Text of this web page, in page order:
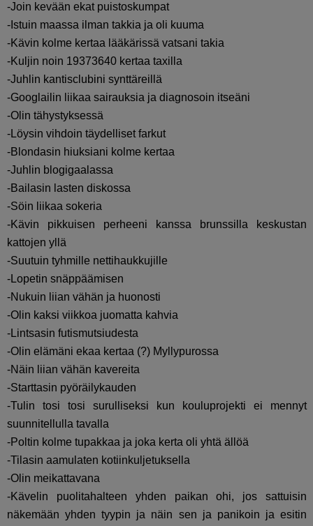
-Join kevään ekat puistoskumpat
-Istuin maassa ilman takkia ja oli kuuma
-Kävin kolme kertaa lääkärissä vatsani takia
-Kuljin noin 19373640 kertaa taxilla
-Juhlin kantisclubini synttäreillä
-Googlailin liikaa sairauksia ja diagnosoin itseäni
-Olin tähystyksessä
-Löysin vihdoin täydelliset farkut
-Blondasin hiuksiani kolme kertaa
-Juhlin blogigaalassa
-Bailasin lasten diskossa
-Söin liikaa sokeria
-Kävin pikkuisen perheeni kanssa brunssilla keskustan
kattojen yllä
-Suutuin tyhmille nettihaukkujille
-Lopetin snäppäämisen
-Nukuin liian vähän ja huonosti
-Olin kaksi viikkoa juomatta kahvia
-Lintsasin futismutsiudesta
-Olin elämäni ekaa kertaa (?) Myllypurossa
-Näin liian vähän kavereita
-Starttasin pyöräilykauden
-Tulin tosi tosi surulliseksi kun kouluprojekti ei mennyt
suunnitellulla tavalla
-Poltin kolme tupakkaa ja joka kerta oli yhtä ällöä
-Tilasin aamulaten kotiinkuljetuksella
-Olin meikattavana
-Kävelin puolitahalteen yhden paikan ohi, jos sattuisin
näkemään yhden tyypin ja näin sen ja panikoin ja esitin